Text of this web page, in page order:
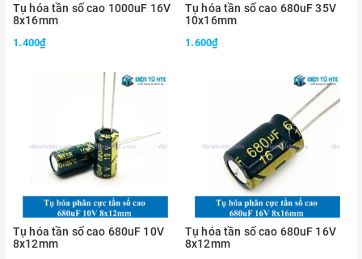
Tụ hóa tần số cao 1000uF 16V
8x16mm
1.400₫
Tụ hóa tần số cao 680uF 35V
10x16mm
1.600₫
Tụ hóa tần số cao 680uF 10V
8x12mm
Tụ hóa tần số cao 680uF 16V
8x12mm